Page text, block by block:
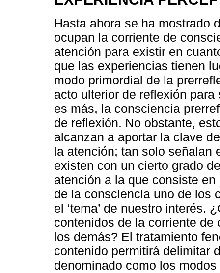
Hasta ahora se ha mostrado
ocupan la corriente de
atención para existir en
que las experiencias tienen
modo primordial de la
acto ulterior de reflexión
es más, la consciencia
de reflexión. No obstante,
alcanzan a aportar la clave
la atención; tan solo señalan
existen con un cierto grado
atención a la que consiste
de la consciencia uno de los
el ‘tema’ de nuestro interés.
contenidos de la corriente
los demás? El tratamiento
contenido permitirá delimitar
denominado como los